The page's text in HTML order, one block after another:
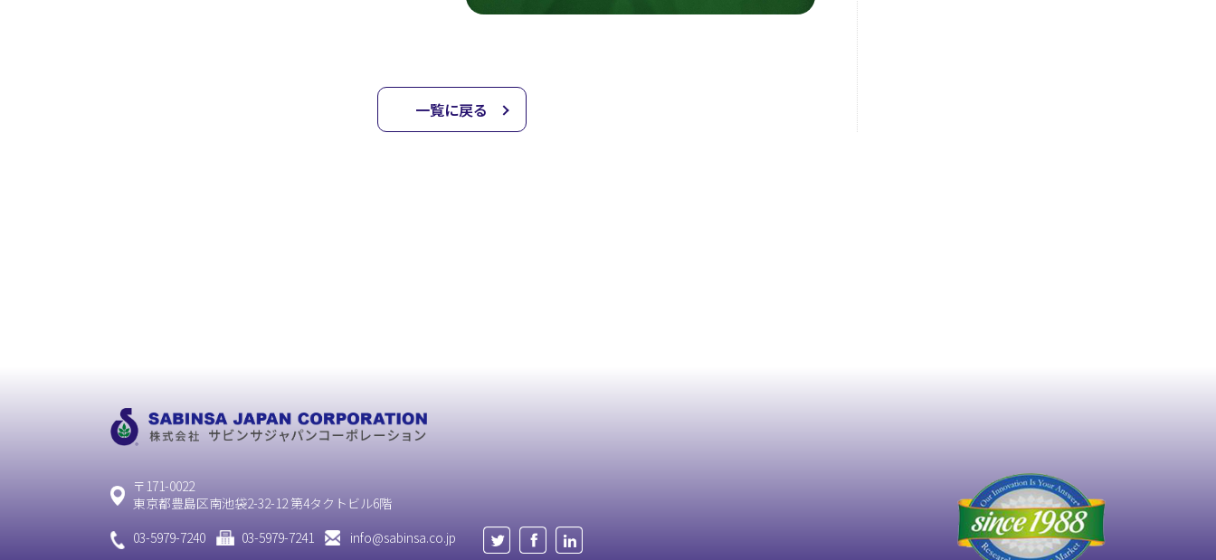
一覧に戻る
〒171-0022
東京都豊島区南池袋2-32-12 第4タクトビル6階
03-5979-7240
03-5979-7241 info@sabinsa.co.jp